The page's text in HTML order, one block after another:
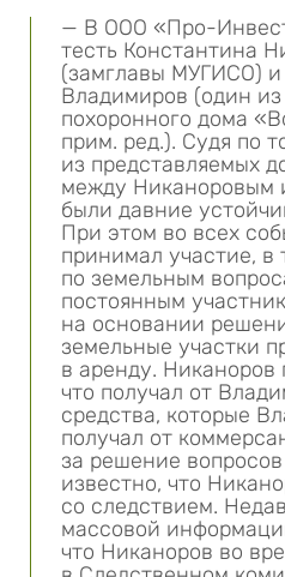
— В ООО «Про-
тесть Константина
(замглавы МУГИСО)
Владимиров (один из
похоронного дома
прим. ред.). Судя по
из представляемых
между Никаноровым
были давние
При этом во всех
принимал участие, в
по земельным
постоянным
на основании
земельные участки
в аренду. Никаноров
что получал от
средства, которые
получал от
за решение
известно, что
со следствием.
массовой
что Никаноров во